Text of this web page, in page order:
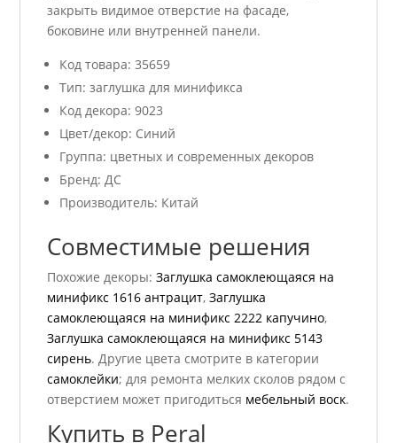
закрыть видимое отверстие на фасаде,
боковине или внутренней панели.
Код товара: 35659
Тип: заглушка для минификса
Код декора: 9023
Цвет/декор: Синий
Группа: цветных и современных декоров
Бренд: ДС
Производитель: Китай
Совместимые решения
Похожие декоры:Заглушка самоклеющаяся на
минификс 1616 антрацит,Заглушка
самоклеющаяся на минификс 2222 капучино,
Заглушка самоклеющаяся на минификс 5143
сирень. Другие цвета смотрите в категории
самоклейки; для ремонта мелких сколов рядом с
отверстием может пригодиться мебельный воск.
Купить в Peral